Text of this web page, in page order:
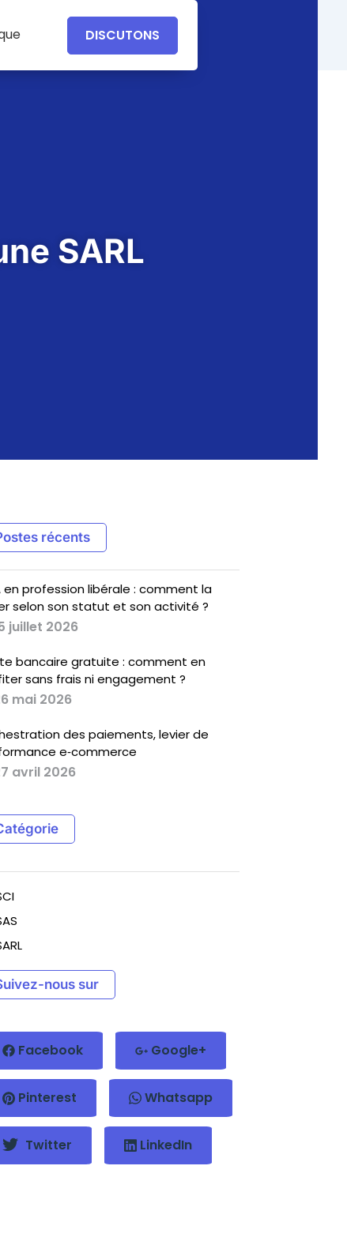
DISCUTONS
SARL
récents
en profession libérale : comment la
selon son statut et son activité ?
juillet 2026
bancaire gratuite : comment en
sans frais ni engagement ?
mai 2026
des paiements, levier de
e‑commerce
avril 2026
nous sur
Facebook Google+
Pinterest Whatsapp
Twitter LinkedIn